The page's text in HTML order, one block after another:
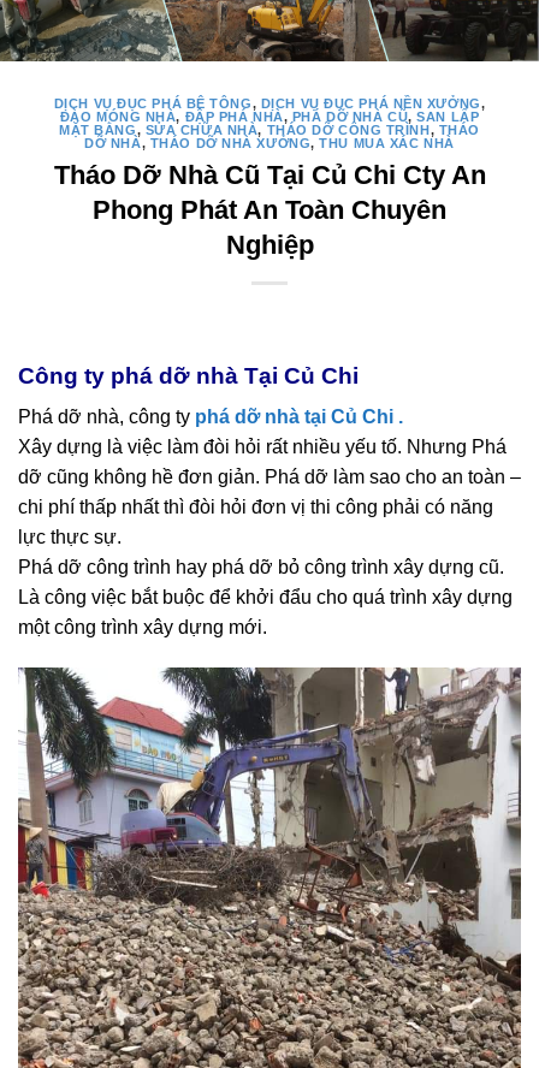
DỊCH VỤ ĐỤC PHÁ BÊ TÔNG, DỊCH VỤ ĐỤC PHÁ NỀN XƯỞNG,
ĐÀO MÓNG NHÀ, ĐẬP PHÁ NHÀ, PHÁ DỠ NHÀ CŨ,SAN LẤP
MẶT BẰNG, SỬA CHỮA NHÀ, THÁO DỠ CÔNG TRÌNH, THÁO
DỠ NHÀ, THÁO DỠ NHÀ XƯỞNG,THU MUA XÁC NHÀ
Tháo Dỡ Nhà Cũ Tại Củ Chi Cty An
Phong Phát An Toàn Chuyên
Nghiệp
Công ty phá dỡ nhà Tại Củ Chi
Phá dỡ nhà, công ty phá dỡ nhà tại Củ Chi .
Xây dựng là việc làm đòi hỏi rất nhiều yếu tố. Nhưng Phá
dỡ cũng không hề đơn giản. Phá dỡ làm sao cho an toàn –
chi phí thấp nhất thì đòi hỏi đơn vị thi công phải có năng
lực thực sự.
Phá dỡ công trình hay phá dỡ bỏ công trình xây dựng cũ.
Là công việc bắt buộc để khởi đẩu cho quá trình xây dựng
một công trình xây dựng mới.